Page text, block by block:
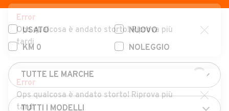
Auto Nuove
Noleggio a lungo termine
Auto d'epoca
Moto
Camper
USATO
NUOVO
KM 0
NOLEGGIO
Error
Ops qualcosa è andato storto! Riprova più
tardi
Error
Ops qualcosa è andato storto! Riprova più
tardi